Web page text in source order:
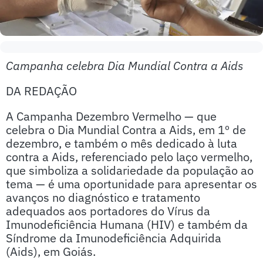
Campanha celebra Dia Mundial Contra a Aids
DA REDAÇÃO
A Campanha Dezembro Vermelho — que
celebra o Dia Mundial Contra a Aids, em 1º de
dezembro, e também o mês dedicado à luta
contra a Aids, referenciado pelo laço vermelho,
que simboliza a solidariedade da população ao
tema — é uma oportunidade para apresentar os
avanços no diagnóstico e tratamento
adequados aos portadores do Vírus da
Imunodeficiência Humana (HIV) e também da
Síndrome da Imunodeficiência Adquirida
(Aids), em Goiás.